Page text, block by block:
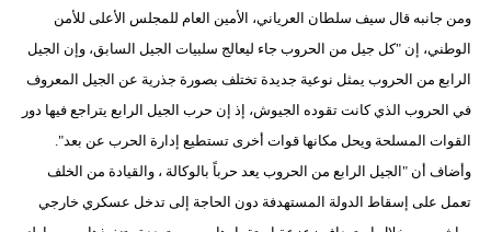
ومن جانبه قال سيف سلطان العرياني، الأمين العام للمجلس الأعلى للأمن
الوطني، إن "كل جيل من الحروب جاء ليعالج سلبيات الجيل السابق، وإن الجيل
الرابع من الحروب يمثل نوعية جديدة تختلف بصورة جذرية عن الجيل المعروف
في الحروب الذي كانت تقوده الجيوش، إذ إن حرب الجيل الرابع يتراجع فيها دور
القوات المسلحة ويحل مكانها قوات أخرى تستطيع إدارة الحرب عن بعد".
وأضاف أن "الجيل الرابع من الحروب يعد حرباً بالوكالة ، والقيادة من الخلف
تعمل على إسقاط الدولة المستهدفة دون الحاجة إلى تدخل عسكري خارجي